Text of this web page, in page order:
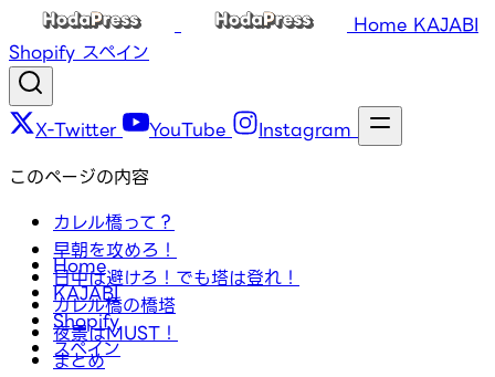
Home KAJABI
Shopify スペイン
X-Twitter YouTube Instagram
Home
KAJABI
Shopify
スペイン
このページの内容
カレル橋って？
早朝を攻めろ！
日中は避けろ！でも塔は登れ！
カレル橋の橋塔
夜景はMUST！
まとめ